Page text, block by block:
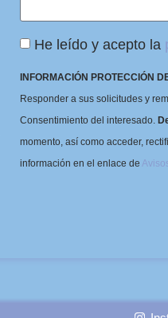
He leído y acepto la
INFORMACIÓN PROTECCIÓN
Responder a sus solicitudes y
Consentimiento del interesado.
momento, así como acceder,
información en el enlace de